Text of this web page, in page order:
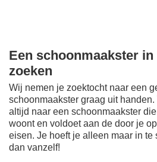
Een schoonmaakster
zoeken
Wij nemen je zoektocht naar een
schoonmaakster graag uit
altijd naar een schoonmaakster
woont en voldoet aan de door je
eisen. Je hoeft je alleen maar in te
dan vanzelf!